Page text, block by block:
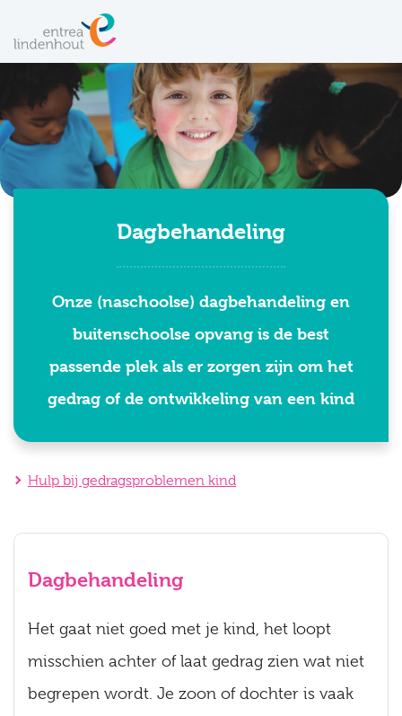
Dagbehandeling
Onze (naschoolse) dagbehandeling en
buitenschoolse opvang is de best
passende plek als er zorgen zijn om het
gedrag of de ontwikkeling van een kind
Hulp bij gedragsproblemen kind
Dagbehandeling
Het gaat niet goed met je kind, het loopt
misschien achter of laat gedrag zien wat niet
begrepen wordt. Je zoon of dochter is vaak